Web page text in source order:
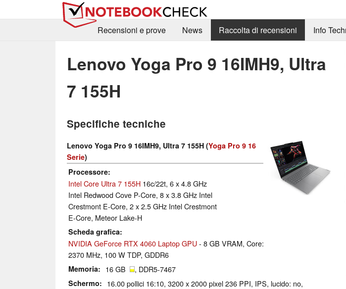
Recensioni e prove
News Raccolta di recensioni Info
Lenovo Yoga Pro 9 16IMH9, Ultra
7 155H
Specifiche tecniche
Lenovo Yoga Pro 9 16IMH9, Ultra 7 155H (Yoga Pro 9 16
Serie)
Processore
Intel Core Ultra 7 155H 16c/22t, 6 x 4.8 GHz
Intel Redwood Cove P-Core, 8 x 3.8 GHz Intel
Crestmont E-Core, 2 x 2.5 GHz Intel Crestmont
E-Core, Meteor Lake-H
Scheda grafica
NVIDIA GeForce RTX 4060 Laptop GPU- 8 GB VRAM, Core:
2370 MHz, 100 W TDP, GDDR6
Memoria 16 GB , DDR5-7467
Schermo
16.00 pollici 16:10, 3200 x 2000 pixel 236 PPI, IPS, lucido: no,